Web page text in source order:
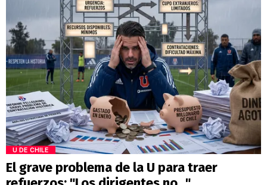
U DE CHILE
El grave problema de la U para traer